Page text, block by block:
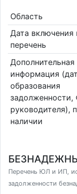
Область
Дата включения
перечень
Дополнительная
информация
образования
руководителя),
наличии
Перечень ЮЛ и ИП,
задолженности